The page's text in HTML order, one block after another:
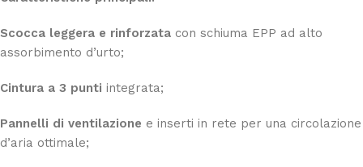
Scocca leggera e rinforzata con schiuma EPP ad alto
assorbimento d’urto;
Cintura a 3 punti integrata;
Pannelli di ventilazione e inserti in rete per una circolazione
d’aria ottimale;